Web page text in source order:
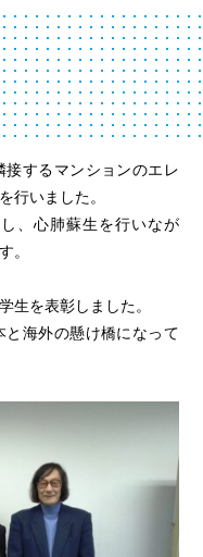
するマンションのエレ
行いました。
、心肺蘇生を行いなが
。
生を表彰しました。
海外の懸け橋になって